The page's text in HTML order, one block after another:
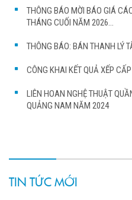
THÔNG BÁO MỜI BÁO GIÁ
THÁNG CUỐI NĂM 2026...
THÔNG BÁO: BÁN THANH LÝ
CÔNG KHAI KẾT QUẢ XẾP
LIÊN HOAN NGHỆ THUẬT
QUẢNG NAM NĂM 2024
TIN TỨC MỚI